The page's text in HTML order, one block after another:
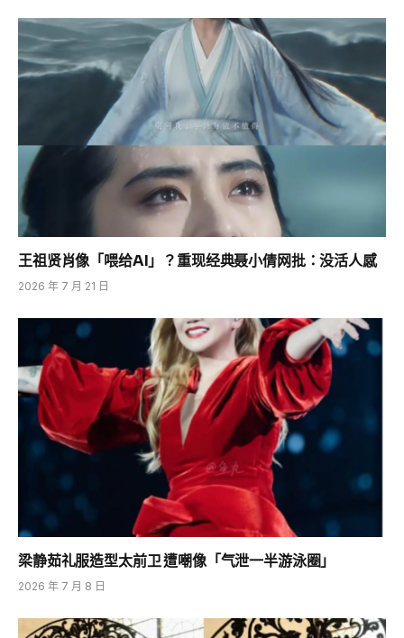
王祖贤肖像「喂给AI」？重现经典聂小倩网批：没活人感
2026 年 7 月 21 日
梁静茹礼服造型太前卫 遭嘲像「气泄一半游泳圈」
2026 年 7 月 8 日